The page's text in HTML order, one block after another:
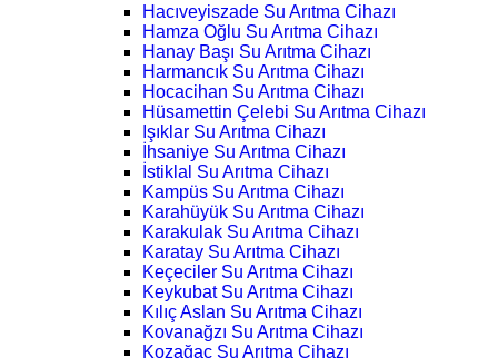
Hacıveyiszade Su Arıtma Cihazı
Hamza Oğlu Su Arıtma Cihazı
Hanay Başı Su Arıtma Cihazı
Harmancık Su Arıtma Cihazı
Hocacihan Su Arıtma Cihazı
Hüsamettin Çelebi Su Arıtma Cihazı
Işıklar Su Arıtma Cihazı
İhsaniye Su Arıtma Cihazı
İstiklal Su Arıtma Cihazı
Kampüs Su Arıtma Cihazı
Karahüyük Su Arıtma Cihazı
Karakulak Su Arıtma Cihazı
Karatay Su Arıtma Cihazı
Keçeciler Su Arıtma Cihazı
Keykubat Su Arıtma Cihazı
Kılıç Aslan Su Arıtma Cihazı
Kovanağzı Su Arıtma Cihazı
Kozağaç Su Arıtma Cihazı